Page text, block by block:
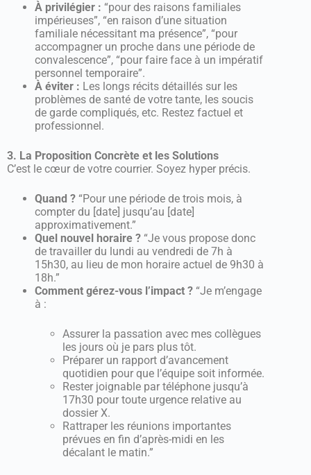
À privilégier : “pour des raisons familiales
impérieuses”, “en raison d’une situation
familiale nécessitant ma présence”, “pour
accompagner un proche dans une période de
convalescence”, “pour faire face à un impératif
personnel temporaire”.
À éviter : Les longs récits détaillés sur les
problèmes de santé de votre tante, les soucis
de garde compliqués, etc. Restez factuel et
professionnel.
3. La Proposition Concrète et les Solutions
C’est le cœur de votre courrier. Soyez hyper précis.
Quand ? “Pour une période de trois mois, à
compter du [date] jusqu’au [date]
approximativement.”
Quel nouvel horaire ? “Je vous propose donc
de travailler du lundi au vendredi de 7h à
15h30, au lieu de mon horaire actuel de 9h30 à
18h.”
Comment gérez-vous l’impact ? “Je m’engage
à :
Assurer la passation avec mes collègues
les jours où je pars plus tôt.
Préparer un rapport d’avancement
quotidien pour que l’équipe soit informée.
Rester joignable par téléphone jusqu’à
17h30 pour toute urgence relative au
dossier X.
Rattraper les réunions importantes
prévues en fin d’après-midi en les
décalant le matin.”